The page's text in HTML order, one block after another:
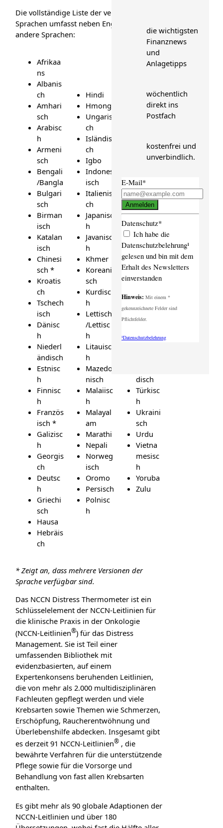
Die vollständige Liste der verfügbaren
Sprachen umfasst neben Englisch auch
andere Sprachen:
Afrikaa
ns
Albanis
ch
Amhari
sch
Arabisc
h
Armeni
sch
Bengali
/Bangla
Bulgari
sch
Birman
isch
Katalan
isch
Chinesi
sch *
Kroatis
ch
Tschech
isch
Dänisc
h
Niederl
ändisch
Estnisc
h
Finnisc
h
Französ
isch *
Galizisc
h
Georgis
ch
Deutsc
h
Griechi
sch
Hausa
Hebräis
ch
Hindi
Hmong
Ungaris
ch
Isländis
ch
Igbo
Indones
isch
Italienis
ch
Japanisc
h
Javanisc
h
Khmer
Koreani
sch
Kurdisc
h
Lettisch
/Lettisc
h
Litauisc
h
Mazedo
nisch
Malaiisc
h
Malayal
am
Marathi
Nepali
Norweg
isch
Oromo
Persisch
Polnisc
h
Portugi
Rumäni
sch
h
Serbisc
h
Slowaki
sch
Sloweni
sch
Somali
Spanisc
h *
Schwed
isch
Tagalog
Tamilisc
disch
Türkisc
h
Ukraini
sch
Urdu
Vietna
mesisc
h
Yoruba
Zulu
* Zeigt an, dass mehrere Versionen der
Sprache verfügbar sind.
Das NCCN Distress Thermometer ist ein
Schlüsselelement der NCCN-Leitlinien für
die klinische Praxis in der Onkologie
(NCCN-Leitlinien®) für das Distress
Management. Sie ist Teil einer
umfassenden Bibliothek mit
evidenzbasierten, auf einem
Expertenkonsens beruhenden Leitlinien,
die von mehr als 2.000 multidisziplinären
Fachleuten gepflegt werden und viele
Krebsarten sowie Themen wie Schmerzen,
Erschöpfung, Raucherentwöhnung und
Überlebenshilfe abdecken. Insgesamt gibt
es derzeit 91 NCCN-Leitlinien® , die
bewährte Verfahren für die unterstützende
Pflege sowie für die Vorsorge und
Behandlung von fast allen Krebsarten
enthalten.
Es gibt mehr als 90 globale Adaptionen der
NCCN-Leitlinien und über 180
die wichtigsten
Finanznews
und
Anlagetipps
wöchentlich
direkt ins
Postfach
kostenfrei und
unverbindlich.
E-Mail*
Anmelden
Datenschutz*
Ich habe die
Datenschutzbelehrung¹
gelesen und bin mit dem
Erhalt des Newsletters
einverstanden
Hinweis: Mit einem *
gekennzeichnete Felder sind
Pflichtfelder.
¹Datenschutzbelehrung